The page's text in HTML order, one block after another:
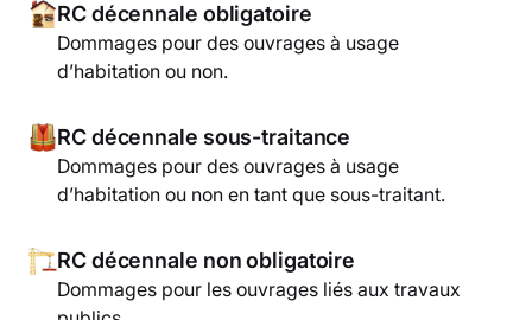
RC décennale obligatoire
Dommages pour des ouvrages à usage
d’habitation ou non.
RC décennale sous-traitance
Dommages pour des ouvrages à usage
d’habitation ou non en tant que sous-traitant.
RC décennale non obligatoire
Dommages pour les ouvrages liés aux travaux